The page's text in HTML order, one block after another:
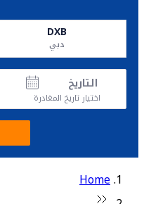
DXB
دبي
التاريخ
اختيار تاريخ المغادرة
Home